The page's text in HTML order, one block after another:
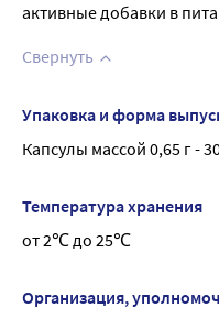
активные добавки в
Свернуть
Упаковка и форма
Капсулы массой 0,65 г -
Температура хранения
от 2℃ до 25℃
Организация,